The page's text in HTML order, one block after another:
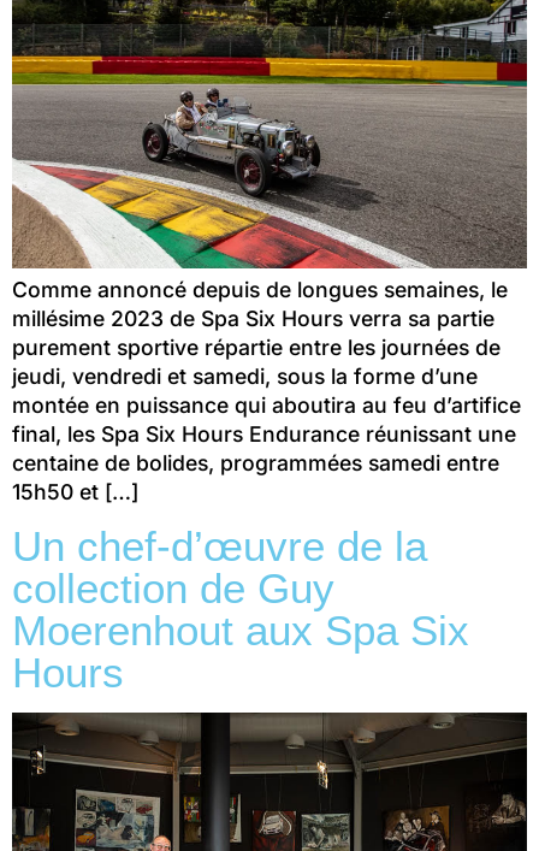
Comme annoncé depuis de longues semaines, le
millésime 2023 de Spa Six Hours verra sa partie
purement sportive répartie entre les journées de
jeudi, vendredi et samedi, sous la forme d’une
montée en puissance qui aboutira au feu d’artifice
final, les Spa Six Hours Endurance réunissant une
centaine de bolides, programmées samedi entre
15h50 et […]
Un chef-d’œuvre de la
collection de Guy
Moerenhout aux Spa Six
Hours